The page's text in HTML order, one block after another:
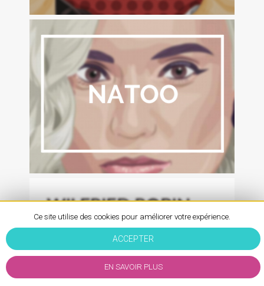
Ce site utilise des cookies pour améliorer votre expérience.
ACCEPTER
EN SAVOIR PLUS